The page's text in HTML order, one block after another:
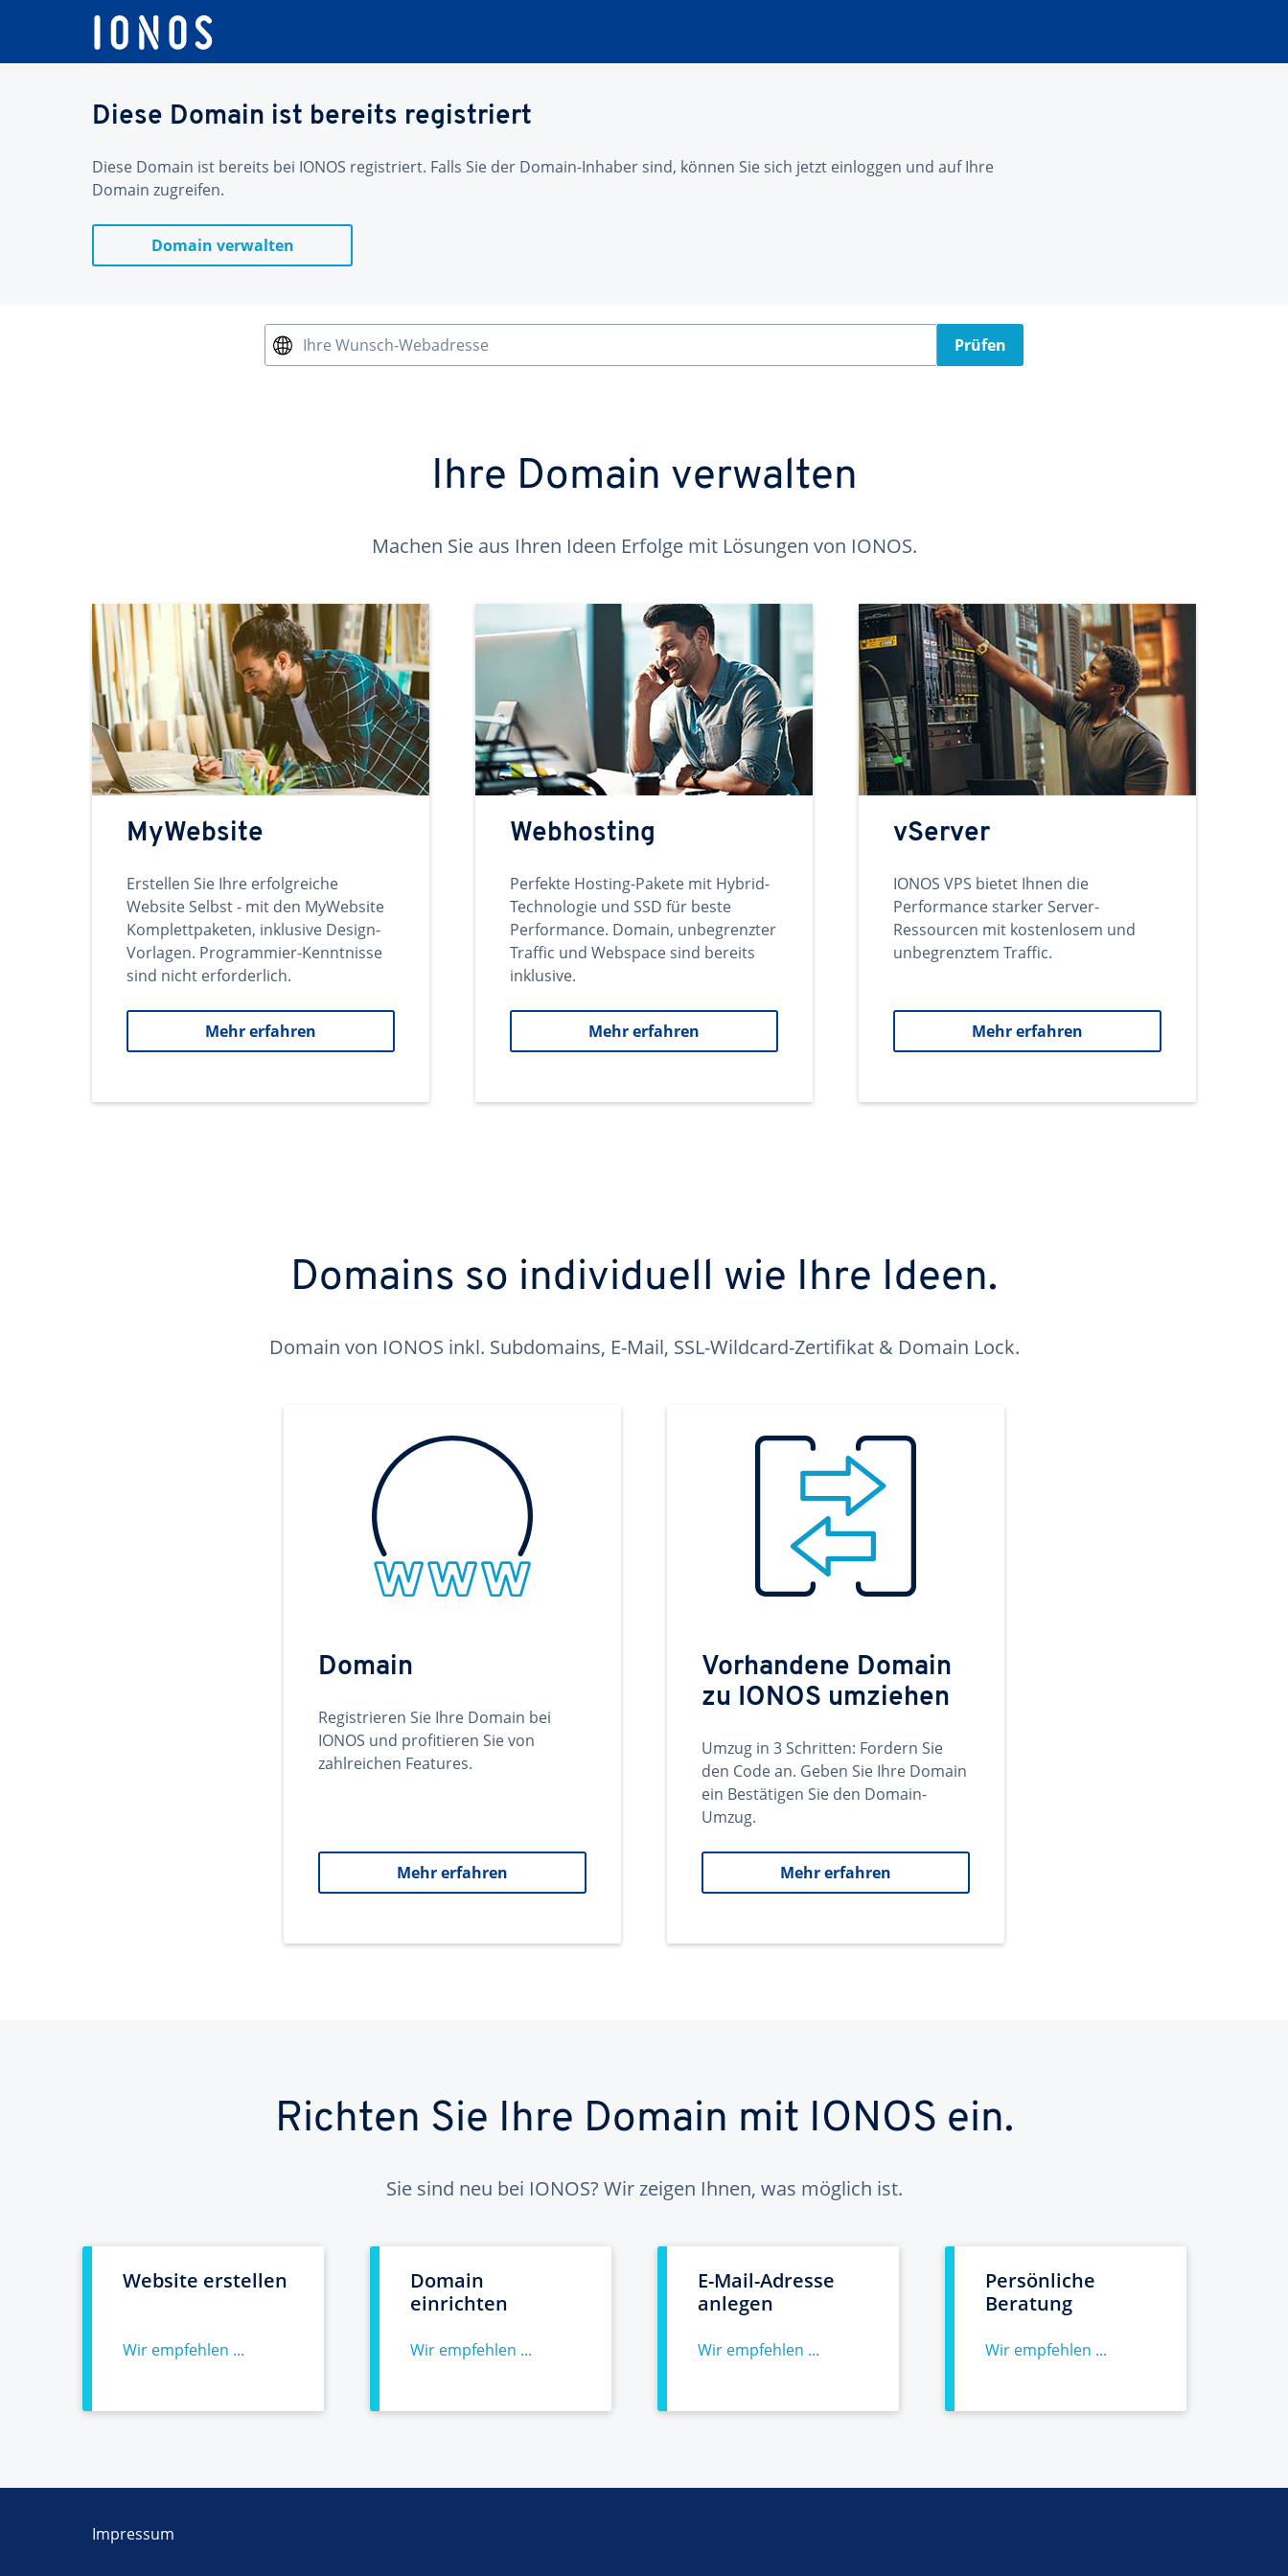
Diese Domain ist bereits registriert
Diese Domain ist bereits bei IONOS registriert. Falls Sie der Domain-Inhaber sind, können Sie sich jetzt einloggen und auf Ihre
Domain zugreifen.
Domain verwalten
Ihre Wunsch-Webadresse Prüfen
Ihre Domain verwalten
Machen Sie aus Ihren Ideen Erfolge mit Lösungen von IONOS.
MyWebsite
Erstellen Sie Ihre erfolgreiche
Website Selbst - mit den MyWebsite
Komplettpaketen, inklusive Design-
Vorlagen. Programmier-Kenntnisse
sind nicht erforderlich.
Mehr erfahren
Webhosting
Perfekte Hosting-Pakete mit Hybrid-
Technologie und SSD für beste
Performance. Domain, unbegrenzter
Traffic und Webspace sind bereits
inklusive.
Mehr erfahren
vServer
IONOS VPS bietet Ihnen die
Performance starker Server-
Ressourcen mit kostenlosem und
unbegrenztem Traffic.
Mehr erfahren
Domains so individuell wie Ihre Ideen.
Domain von IONOS inkl. Subdomains, E-Mail, SSL-Wildcard-Zertifikat & Domain Lock.
Domain
Registrieren Sie Ihre Domain bei
IONOS und profitieren Sie von
zahlreichen Features.
Mehr erfahren
Vorhandene Domain
zu IONOS umziehen
Umzug in 3 Schritten: Fordern Sie
den Code an. Geben Sie Ihre Domain
ein Bestätigen Sie den Domain-
Umzug.
Mehr erfahren
Richten Sie Ihre Domain mit IONOS ein.
Sie sind neu bei IONOS? Wir zeigen Ihnen, was möglich ist.
Website erstellen
Wir empfehlen ...
Domain
einrichten
Wir empfehlen ...
E-Mail-Adresse
anlegen
Wir empfehlen ...
Persönliche
Beratung
Wir empfehlen ...
Impressum